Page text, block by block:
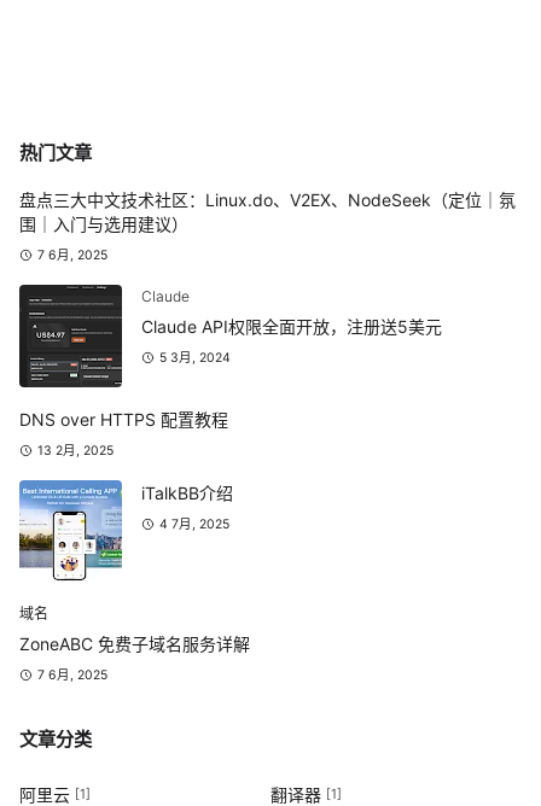
热门文章
盘点三大中文技术社区：Linux.do、V2EX、NodeSeek（定位｜氛
围｜入门与选用建议）
7 6月, 2025
Claude
Claude API权限全面开放，注册送5美元
5 3月, 2024
DNS over HTTPS 配置教程
13 2月, 2025
iTalkBB介绍
4 7月, 2025
域名
ZoneABC 免费子域名服务详解
7 6月, 2025
文章分类
阿里云 [1] 翻译器 [1]